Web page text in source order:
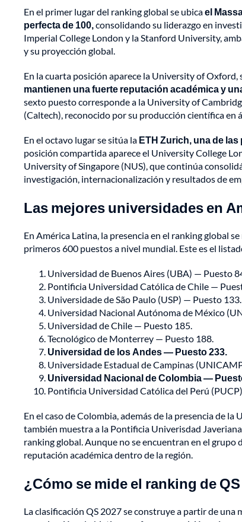
En el primer lugar del ranking global se ubicael
perfecta de 100,consolidando su liderazgo en
Imperial College London y la Stanford University,
y su proyección global.
En la cuarta posición aparece la University of
mantienen una fuerte reputación académica y
sexto puesto corresponde a la University of
(Caltech), reconocido por su producción científica en
En el octavo lugar se sitúa la ETH Zurich, una de
posición compartida aparece el University College
University of Singapore (NUS), que continúa
investigación, internacionalización y resultados de
Las mejores universidades en
En América Latina, la presencia en el ranking global
primeros 600 puestos a nivel mundial. Este es el
Universidad de Buenos Aires (UBA) — Puesto
Pontificia Universidad Católica de Chile —
Universidade de São Paulo (USP) — Puesto 133.
Universidad Nacional Autónoma de México
Universidad de Chile — Puesto 185.
Tecnológico de Monterrey — Puesto 188.
Universidad de los Andes — Puesto 233.
Universidade Estadual de Campinas
Universidad Nacional de Colombia —
Pontificia Universidad Católica del Perú
En el caso de Colombia, además de la presencia de
también muestra a la Pontificia Univerisdad
ranking global. Aunque no se encuentran en el
reputación académica dentro de la región.
¿Cómo se mide el ranking de
La clasificación QS 2027 se construye a partir de